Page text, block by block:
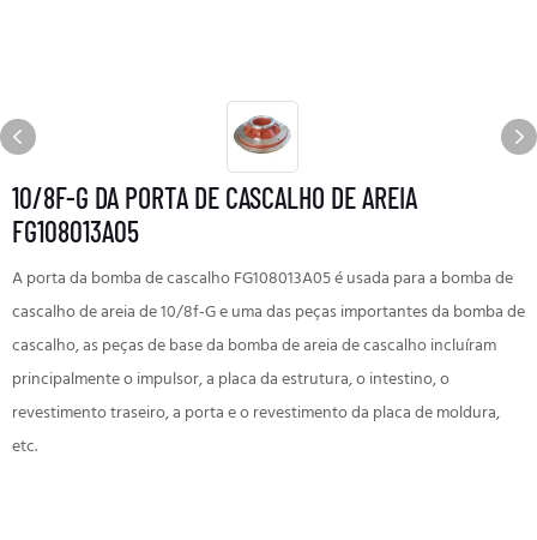
10/8F-G DA PORTA DE CASCALHO DE AREIA
FG108013A05
A porta da bomba de cascalho FG108013A05 é usada para a bomba de
cascalho de areia de 10/8f-G e uma das peças importantes da bomba de
cascalho, as peças de base da bomba de areia de cascalho incluíram
principalmente o impulsor, a placa da estrutura, o intestino, o
revestimento traseiro, a porta e o revestimento da placa de moldura,
etc.